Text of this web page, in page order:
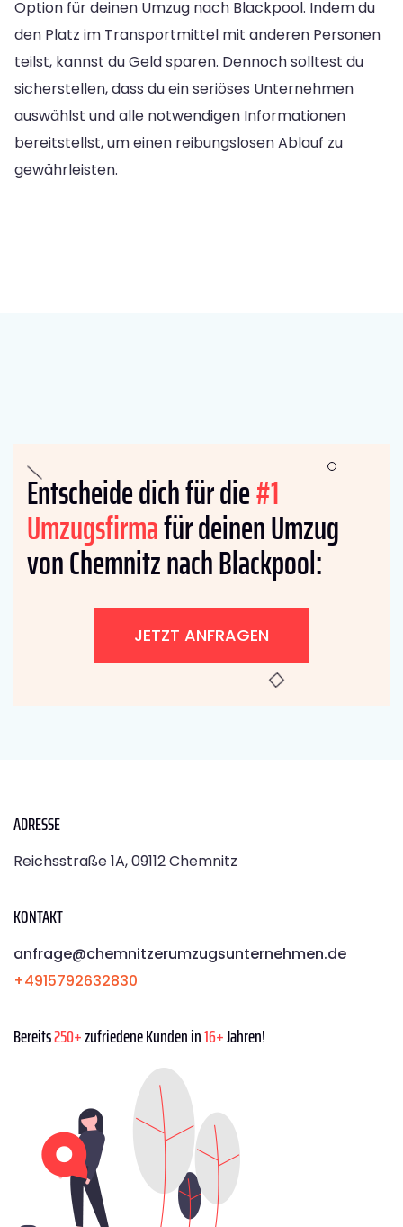
Option für deinen Umzug nach Blackpool. Indem du
den Platz im Transportmittel mit anderen Personen
teilst, kannst du Geld sparen. Dennoch solltest du
sicherstellen, dass du ein seriöses Unternehmen
auswählst und alle notwendigen Informationen
bereitstellst, um einen reibungslosen Ablauf zu
gewährleisten.
Entscheide dich für die#1
Umzugsfirmafür deinen Umzug
von Chemnitz nach Blackpool:
JETZT ANFRAGEN
ADRESSE
Reichsstraße 1A, 09112 Chemnitz
KONTAKT
anfrage@chemnitzerumzugsunternehmen.de
+4915792632830
Bereits250+zufriedene Kunden in16+Jahren!